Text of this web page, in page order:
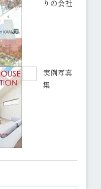
りの会社
実例写真
集